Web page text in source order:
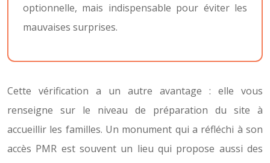
optionnelle, mais indispensable pour éviter les
mauvaises surprises.
Cette vérification a un autre avantage : elle vous
renseigne sur le niveau de préparation du site à
accueillir les familles. Un monument qui a réfléchi à son
accès PMR est souvent un lieu qui propose aussi des